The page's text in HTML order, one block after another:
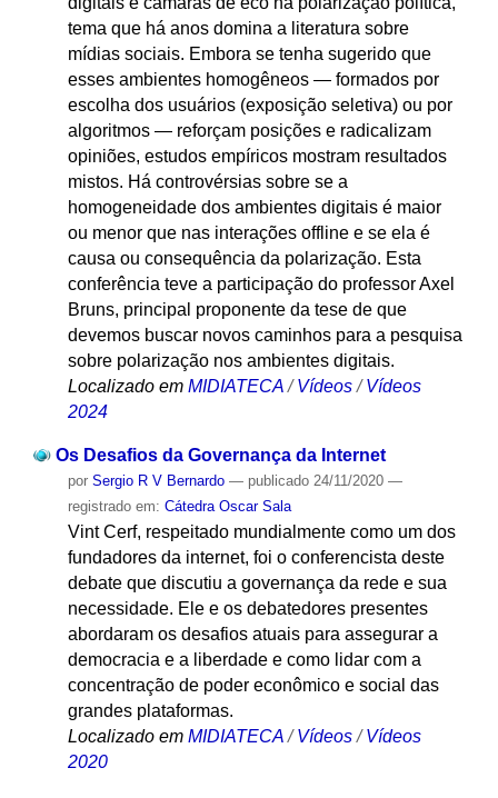
tema que há anos domina a literatura sobre
mídias sociais. Embora se tenha sugerido que
esses ambientes homogêneos — formados por
escolha dos usuários (exposição seletiva) ou por
algoritmos — reforçam posições e radicalizam
opiniões, estudos empíricos mostram resultados
mistos. Há controvérsias sobre se a
homogeneidade dos ambientes digitais é maior
ou menor que nas interações offline e se ela é
causa ou consequência da polarização. Esta
conferência teve a participação do professor Axel
Bruns, principal proponente da tese de que
devemos buscar novos caminhos para a pesquisa
sobre polarização nos ambientes digitais.
Localizado em MIDIATECA /Vídeos /Vídeos
2024
Os Desafios da Governança da Internet
por Sergio R V Bernardo — publicado24/11/2020 —
registrado em: Cátedra Oscar Sala
Vint Cerf, respeitado mundialmente como um dos
fundadores da internet, foi o conferencista deste
debate que discutiu a governança da rede e sua
necessidade. Ele e os debatedores presentes
abordaram os desafios atuais para assegurar a
democracia e a liberdade e como lidar com a
concentração de poder econômico e social das
grandes plataformas.
Localizado em MIDIATECA /Vídeos /Vídeos
2020